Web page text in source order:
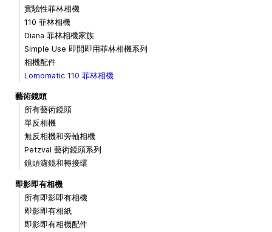
實驗性菲林相機
110 菲林相機
Diana 菲林相機家族
Simple Use 即開即用菲林相機系列
相機配件
Lomomatic 110 菲林相機
藝術鏡頭
所有藝術鏡頭
單反相機
無反相機和旁軸相機
Petzval 藝術鏡頭系列
鏡頭濾鏡和轉接環
即影即有相機
所有即影即有相機
即影即有相紙
即影即有相機配件